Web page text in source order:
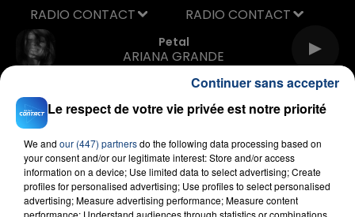
Petal
ARIANA GRANDE
RADIO CONTACT
FIL D'ACTU
Le respect de votre vie privée est notre priorité
We and our (447) partnersdo the following data processing based on
your consent and/or our legitimate interest: Store and/or access
information on a device; Use limited data to select advertising; Create
profiles for personalised advertising; Use profiles to select personalised
advertising; Measure advertising performance; Measure content
performance; Understand audiences through statistics or combinations
Continuer sans accepter